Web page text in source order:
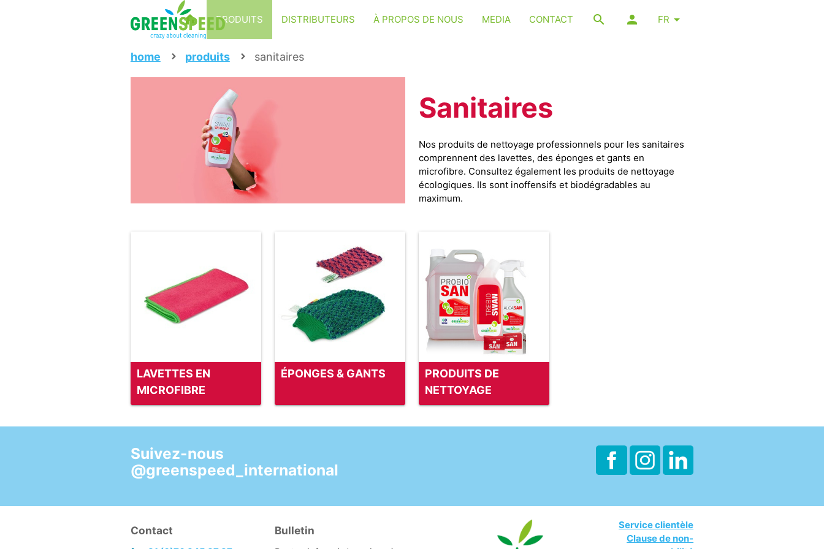
FR
PRODUITS DISTRIBUTEURS À PROPOS DE NOUS MEDIA CONTACT
home produits sanitaires
Sanitaires
Nos produits de nettoyage professionnels pour les sanitaires
comprennent des lavettes, des éponges et gants en
microfibre. Consultez également les produits de nettoyage
écologiques. Ils sont inoffensifs et biodégradables au
maximum.
LAVETTES EN
MICROFIBRE
ÉPONGES & GANTS
PRODUITS DE
NETTOYAGE
Suivez-nous
@greenspeed_international
Contact Bulletin
Service clientèle
Clause de non-